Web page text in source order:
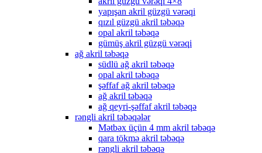
yapışan akril güzgü vərəqi
qızıl güzgü akril təbəqə
opal akril təbəqə
gümüş akril güzgü vərəqi
ağ akril təbəqə
südlü ağ akril təbəqə
opal akril təbəqə
şəffaf ağ akril təbəqə
ağ akril təbəqə
ağ qeyri-şəffaf akril təbəqə
rəngli akril təbəqələr
Mətbəx üçün 4 mm akril təbəqə
qara tökmə akril təbəqə
rəngli akril təbəqə